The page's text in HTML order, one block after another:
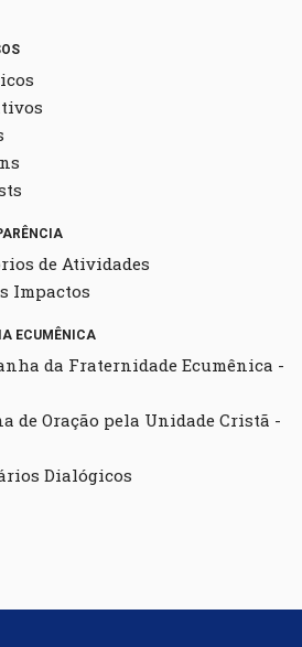
de Atividades
Impactos
ECUMÊNICA
da Fraternidade Ecumênica -
de Oração pela Unidade Cristã -
Dialógicos